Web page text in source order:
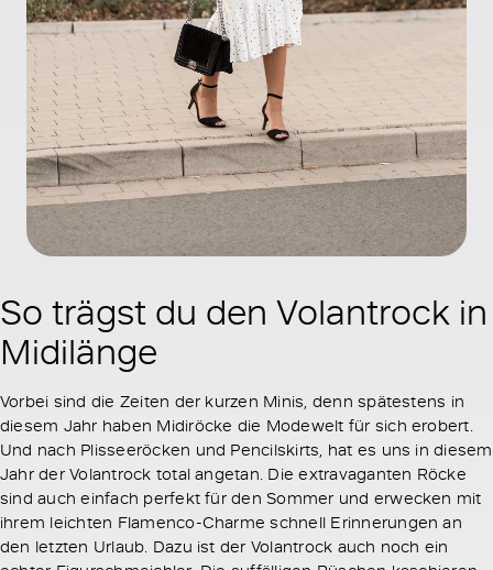
So trägst du den Volantrock in
Midilänge
Vorbei sind die Zeiten der kurzen Minis, denn spätestens in
diesem Jahr haben Midiröcke die Modewelt für sich erobert.
Und nach Plisseeröcken und Pencilskirts, hat es uns in diesem
Jahr der Volantrock total angetan. Die extravaganten Röcke
sind auch einfach perfekt für den Sommer und erwecken mit
ihrem leichten Flamenco-Charme schnell Erinnerungen an
den letzten Urlaub. Dazu ist der Volantrock auch noch ein